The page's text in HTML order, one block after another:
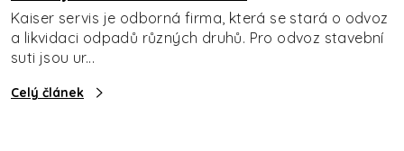
Kaiser servis je odborná firma, která se stará o odvoz
a likvidaci odpadů různých druhů. Pro odvoz stavební
suti jsou ur...
Celý článek